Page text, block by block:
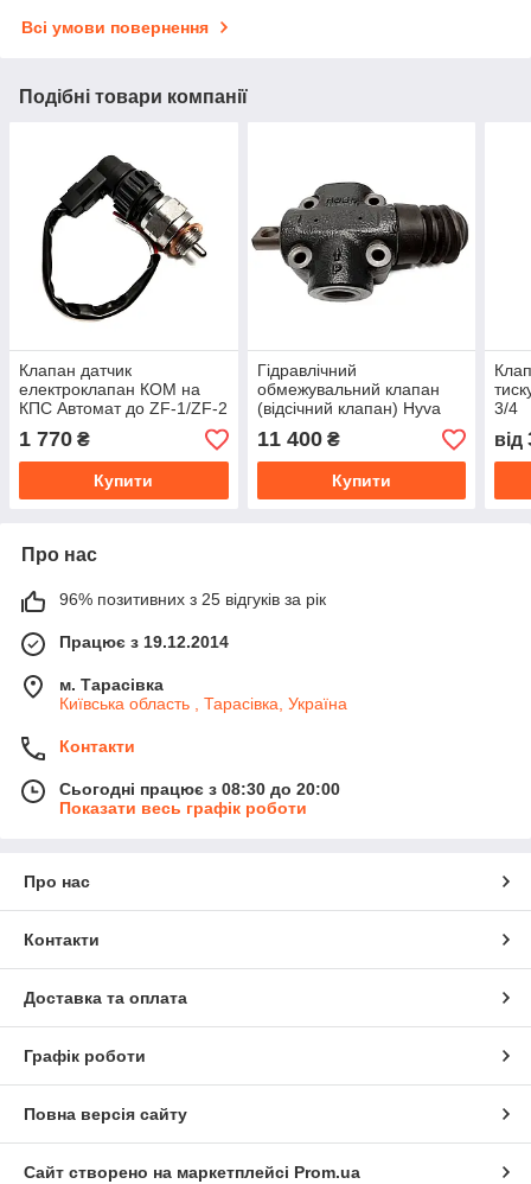
Всі умови повернення
Подібні товари компанії
Клапан датчик
електроклапан КОМ на
КПС Автомат до ZF-1/ZF-2
Murat Makina
1 770 ₴
Купити
Гідравлічний
обмежувальний клапан
(відсічний клапан) Hyva
2/2 120L3/4", 14720211
11 400₴
Купити
3/4
від
Про нас
96% позитивних з 25 відгуків за рік
Працює з 19.12.2014
м. Тарасівка
Київська область , Тарасівка, Україна
Контакти
Сьогодні працює з 08:30 до 20:00
Показати весь графік роботи
Про нас
Контакти
Доставка та оплата
Графік роботи
Повна версія сайту
Сайт створено на маркетплейсі Prom.ua